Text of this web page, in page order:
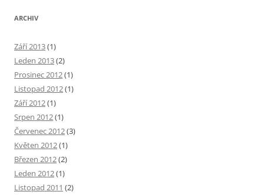
ARCHIV
Září 2013(1)
Leden 2013(2)
Prosinec 2012(1)
Listopad 2012(1)
Září 2012(1)
Srpen 2012(1)
Červenec 2012(3)
Květen 2012(1)
Březen 2012(2)
Leden 2012(1)
Listopad 2011 (2)